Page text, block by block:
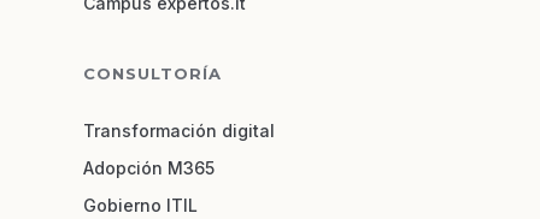
CONSULTORÍA
Transformación digital
Adopción M365
Gobierno ITIL